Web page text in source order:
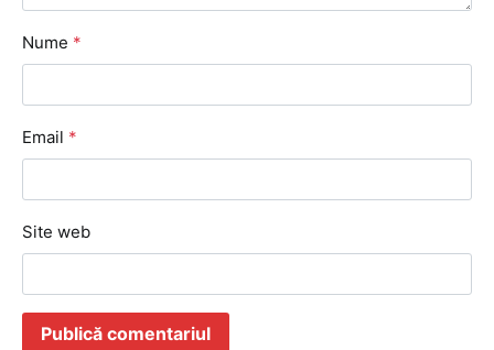
Nume *
Email *
Site web